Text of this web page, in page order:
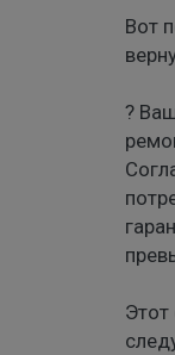
Вот
?️
Этот